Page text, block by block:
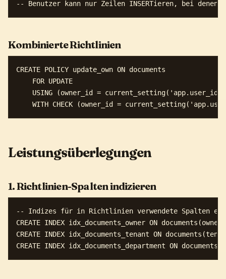
Kombinierte Richtlinien
CREATE POLICY update_own ON documents
    FOR UPDATE
USING (owner_id =
Leistungsüberlegungen
1. Richtlinien-Spalten indizieren
-- Indizes für in Richtlinien verwendete Spalten
CREATE INDEX idx_documents_owner ON
CREATE INDEX idx_documents_tenant ON